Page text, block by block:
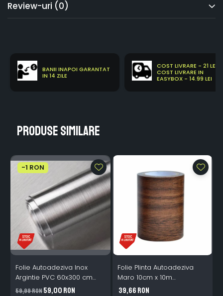
Review-uri (0)
BANII INAPOI GARANTAT
IN 14 ZILE
COST LIVRARE - 21 LEI
COST LIVRARE IN
EASYBOX - 14.99 LEI
Produse similare
-1 RON
Folie Autoadeziva Inox
Argintie PVC 60x300 cm
Bucatarie Mobilier
59,99 RON59,00 RON
Folie Plinta Autoadeziva
Maro 10cm x 10m
Impermeabila Perete Scari
39,66 RON